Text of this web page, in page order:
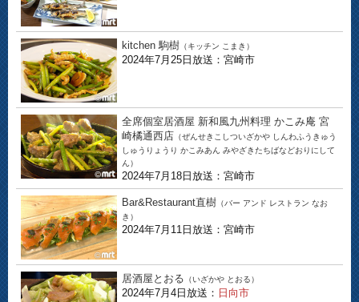
kitchen 駒樹 （キッチン こまき）
2024年7月25日放送：宮崎市
全席個室居酒屋 新和風九州料理 かこみ庵 宮
崎橘通西店 （ぜんせきこしついざかや しんわふうきゅう
しゅうりょうり かこみあん みやざきたちばなどおりにして
ん）
2024年7月18日放送：宮崎市
Bar&Restaurant直樹 （バー アンド レストラン なお
き）
2024年7月11日放送：宮崎市
居酒屋とおる （いざかや とおる）
2024年7月4日放送： 日向市